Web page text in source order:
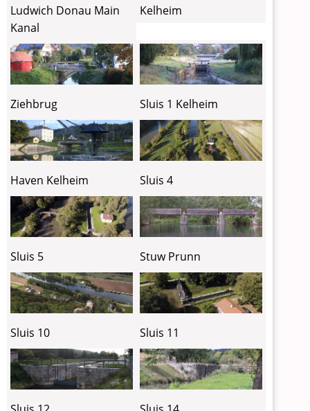
Ludwich Donau Main
Kanal
Kelheim
Ziehbrug Sluis 1 Kelheim
Haven Kelheim Sluis 4
Sluis 5 Stuw Prunn
Sluis 10 Sluis 11